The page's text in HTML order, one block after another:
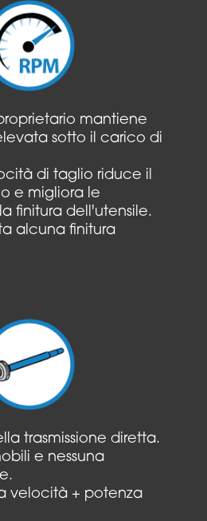
mantiene
sotto il carico di
di taglio riduce il
e migliora le
finitura dell'utensile.
alcuna finitura
trasmissione diretta.
e nessuna
velocità + potenza